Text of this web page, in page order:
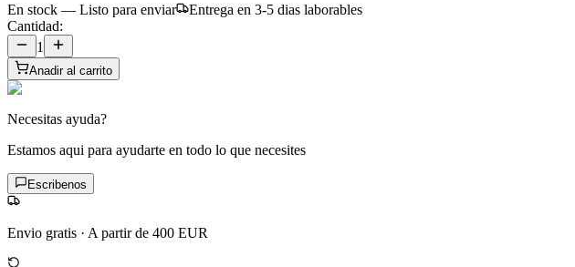
En stock — Listo para enviar
Entrega en 3-5 dias laborables
Cantidad:
1
Anadir al carrito
Necesitas ayuda?
Estamos aqui para ayudarte en todo lo que necesites
Escribenos
Envio gratis · A partir de 400 EUR